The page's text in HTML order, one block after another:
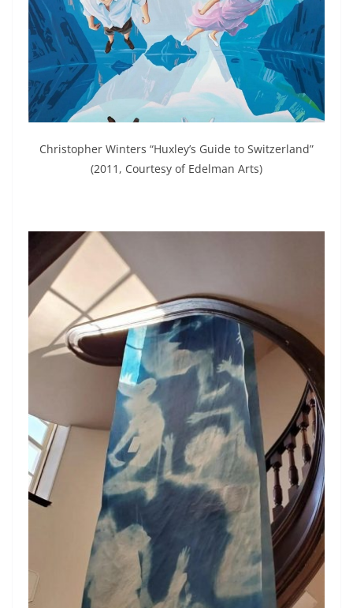
Christopher Winters “Huxley’s Guide to Switzerland”
(2011, Courtesy of Edelman Arts)